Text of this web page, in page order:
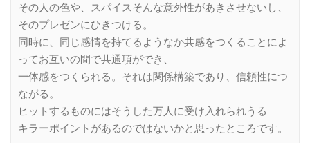
その人の色や、スパイスそんな意外性があきさせないし、
そのプレゼンにひきつける。
同時に、同じ感情を持てるようなか共感をつくることによ
ってお互いの間で共通項ができ、
一体感をつくられる。それは関係構築であり、信頼性につ
ながる。
ヒットするものにはそうした万人に受け入れられうる
キラーポイントがあるのではないかと思ったところです。